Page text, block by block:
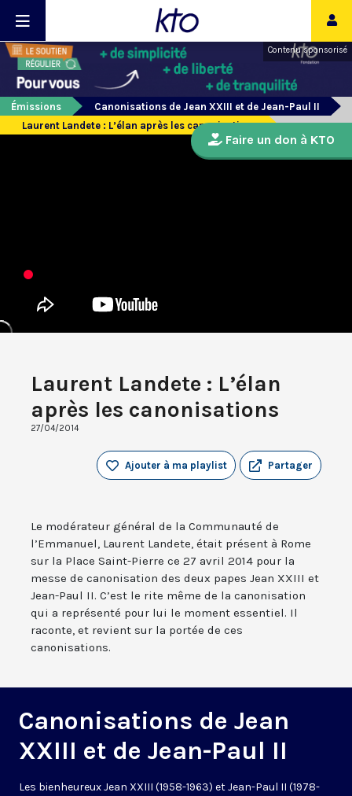
Contenu sponsorisé
Émissions
Canonisations de Jean XXIII et de Jean-Paul II
Laurent Landete : L’élan après les canonisations
Laurent Landete : L’élan
après les canonisations
27/04/2014
Partager
Ajouter à ma playlist
Le modérateur général de la Communauté de
l’Emmanuel, Laurent Landete, était présent à Rome
sur la Place Saint-Pierre ce 27 avril 2014 pour la
messe de canonisation des deux papes Jean XXIII et
Jean-Paul II. C’est le rite même de la canonisation
qui a représenté pour lui le moment essentiel. Il
raconte, et revient sur la portée de ces
canonisations.
Canonisations de Jean
XXIII et de Jean-Paul II
Les bienheureux Jean XXIII (1958-1963) et Jean-Paul II (1978-
Faire un don à KTO